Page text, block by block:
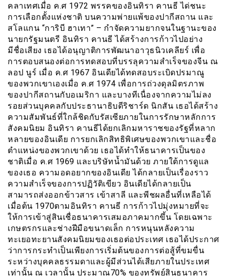
คลาเทศเมื่อ ค.ศ 1972 พรรคของอินทิรา คานธี ได่ชนะ
การเลือกตั้งแห่งชาติ บนความพ่ายแพ้ของปากีสถาน และ
สโลแกน “การิบี ฮาเทา” – กำจัดความยากจนในฐานะของ
นายกรัฐมนตรี อินทิรา คานธี ได้สร้างการก้าวไปอย่าง
มีชื่อเสียง เธอได้อนุญาติการพัฒนาอาวุธนิวเคลียร์ เพื่อ
การตอบสนองต่อการทดสอบที่บรรลุความสำเร็จของจีน ณ
ลอป นูร์ เมื่อ ค.ศ 1967 อินเดียได้ทดสอบระเบิดปรมาณู
ของพวกเขาเองเมื่อ ค.ศ 1974 เพื่อการถ่วงดุลมิตรภาพ
ของปากีสถานกับอเมริกา และบางทีเนื่องจากความไม่ลง
รอยส่วนบุคคลกับประธานาธิบดีริชาร์ด นิกสัน เธอได้สร้าง
ความสัมพันธ์ที่ใกล้ชิดกับรัสเซียภายในการรักษาหลักการ
สังคมนิยม อินทิรา คานธีได้ยกเลิกมหาราชของรัฐที่หลาก
หลายของอินเดีย การยกเลิกสิทธิพิเศษของพวกเขาและชื่อ
ตำแหน่งของพวกเขาด้วย เธอได้ทำให้ธนาคารเป็นของ
ชาติเมื่อ ค.ศ 1969 และบริษัทน้ำมันด้วย ภายใต้การดูแล
ของเธอ ความอดอยากของอินเดีย ได้กลายเป็นเรื่องราว
ความสำเร็จของการปฏิวัติเขียว อินเดียได้กลายเป็น
สามารถส่งออกข้าวสาร เข้าสาลี และพีชผลอื่นที่เหลือได้
เมื่อต้น 1970ตามอินทิรา คานธี การก้าวไปมุ่งหมายที่จะ
ให้การเข้าสู่สินเชื่อธนาคารเสมอภาคมากขึ้น โดยเฉพาะ
เกษตรกรและช่างฝีมือขนาดเล็ก การหนุนหลังความ
ทะเยอทะยานสังคมนิยมของเธอต่อประเทศ เธอได้ประกาศ
ว่าการกระทำเป็นเพียงการเริ่มต้นของการต่อสู้ที่ขมขื่น
ระหว่างบุคคลธรรมดาและผู้มีส่วนได้เสียภายในประเทศ
เท่านั้น ณ เวลานั้น ประมาณ70% ของทรัพย์สินธนาคาร